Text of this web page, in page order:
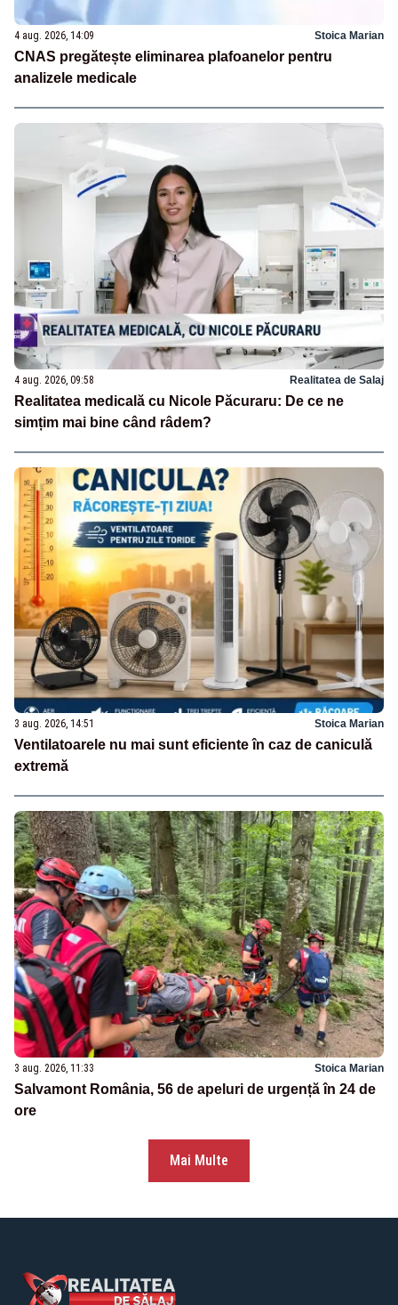
4 aug. 2026, 14:09 Stoica Marian
CNAS pregătește eliminarea plafoanelor pentru
analizele medicale
4 aug. 2026, 09:58 Realitatea de Salaj
Realitatea medicală cu Nicole Păcuraru: De ce ne
simțim mai bine când râdem?
3 aug. 2026, 14:51 Stoica Marian
Ventilatoarele nu mai sunt eficiente în caz de caniculă
extremă
3 aug. 2026, 11:33 Stoica Marian
Salvamont România, 56 de apeluri de urgență în 24 de
ore
Mai Multe